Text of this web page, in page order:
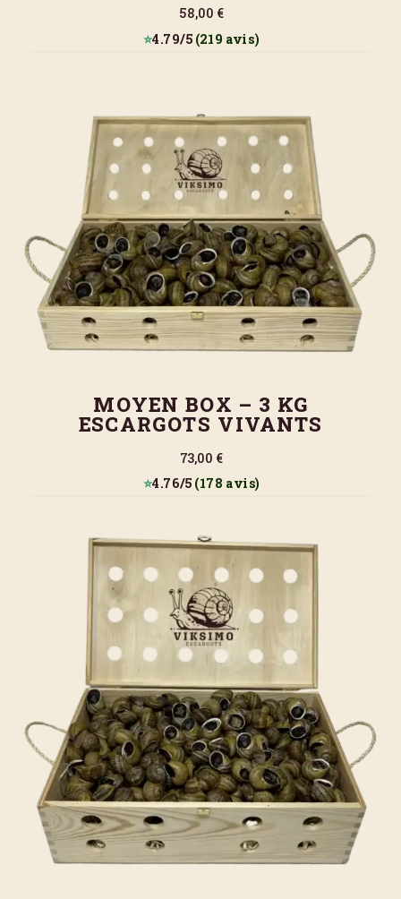
58,00 €
⭐4.79/5(219 avis)
MOYEN BOX – 3 KG
ESCARGOTS VIVANTS
73,00 €
⭐4.76/5(178 avis)